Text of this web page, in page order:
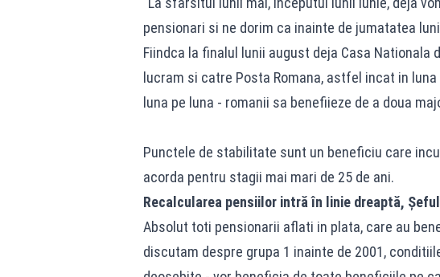
pensionari si ne dorim ca inainte de jumatatea
Fiindca la finalul lunii august deja Casa Nationala
lucram si catre Posta Romana, astfel incat in
luna pe luna - romanii sa benefiieze de a doua
Punctele de stabilitate sunt un beneficiu care
acorda pentru stagii mai mari de 25 de ani.
Recalcularea pensiilor intră în linie dreaptă,
Absolut toti pensionarii aflati in plata, care au
discutam despre grupa 1 inainte de 2001,